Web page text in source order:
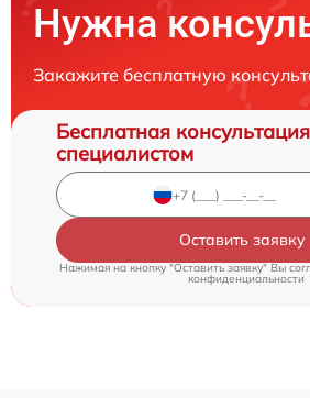
Нужна
Закажите бесплатную
Бесплатная
специалистом
Оставить заявку
Нажимая на кнопку "Оставить заявку" Вы
конфиденциальности